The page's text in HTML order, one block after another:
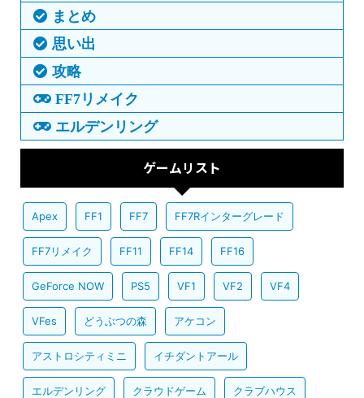
まとめ
思い出
攻略
FF7リメイク
エルデンリング
ゲームリスト
Apex FF1 FF7 FF7Rインターグレード
FF7リメイク FF11 FF14 FF16
GeForce NOW PS5 VF1 VF2 VF4
VFes どうぶつの森 アケコン
アストロシティミニ イチダントアール
エルデンリング クラウドゲーム クラブハウス